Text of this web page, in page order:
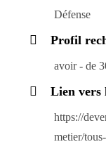
Défense
Profil
avoir - de
Lien vers
https://
metier/